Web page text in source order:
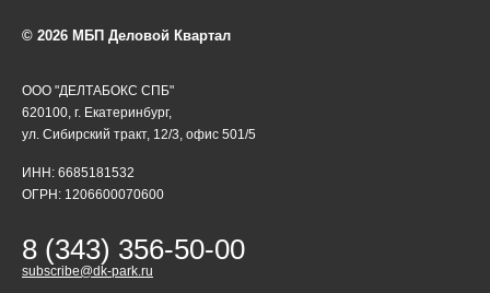
© 2026 МБП Деловой Квартал
ООО "ДЕЛТАБОКС СПБ"
620100, г. Екатеринбург,
ул. Сибирский тракт, 12/3, офис 501/5
ИНН: 6685181532
ОГРН: 1206600070600
8 (343) 356-50-00
subscribe@dk-park.ru